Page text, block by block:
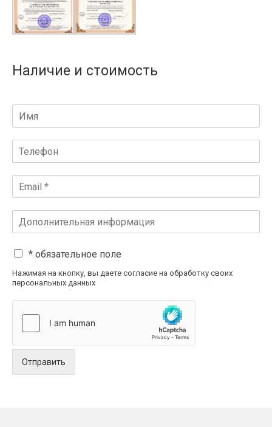
Наличие и стоимость
* обязательное поле
Нажимая на кнопку, вы даете согласие на обработку своих
персональных данных
Отправить